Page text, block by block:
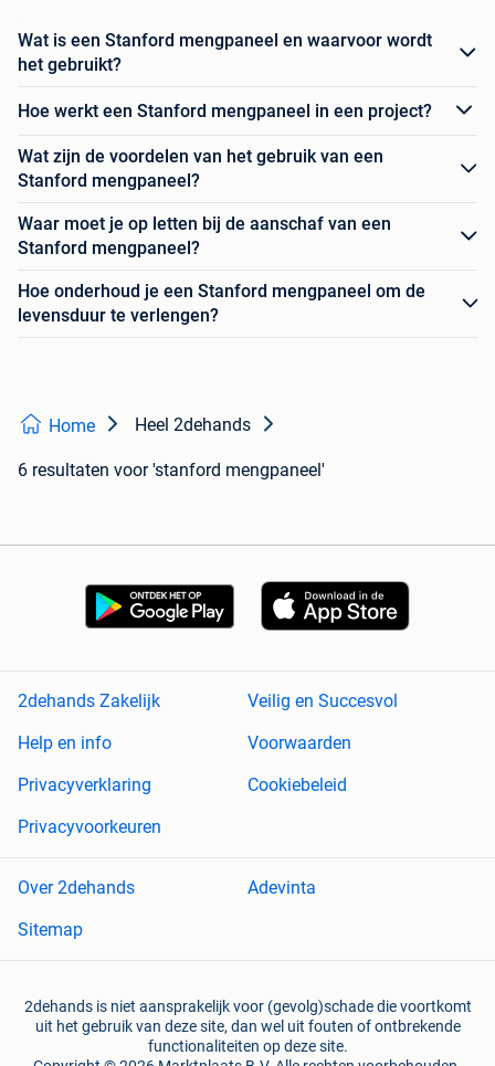
Wat is een Stanford mengpaneel en waarvoor wordt
het gebruikt?
Hoe werkt een Stanford mengpaneel in een project?
Wat zijn de voordelen van het gebruik van een
Stanford mengpaneel?
Waar moet je op letten bij de aanschaf van een
Stanford mengpaneel?
Hoe onderhoud je een Stanford mengpaneel om de
levensduur te verlengen?
Home Heel 2dehands
6 resultaten voor 'stanford mengpaneel'
2dehands Zakelijk
Veilig en Succesvol
Help en info
Voorwaarden
Privacyverklaring
Cookiebeleid
Privacyvoorkeuren
Over 2dehands
Adevinta
Sitemap
2dehands is niet aansprakelijk voor (gevolg)schade die voortkomt
uit het gebruik van deze site, dan wel uit fouten of ontbrekende
functionaliteiten op deze site.